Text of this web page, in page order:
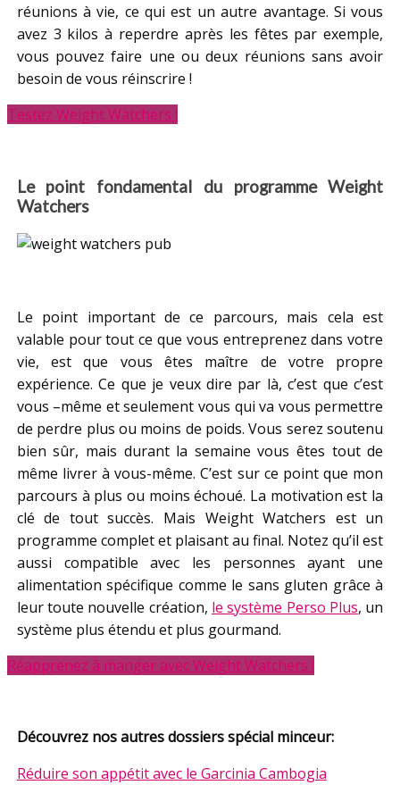
réunions à vie, ce qui est un autre avantage. Si vous
avez 3 kilos à reperdre après les fêtes par exemple,
vous pouvez faire une ou deux réunions sans avoir
besoin de vous réinscrire !
Testez Weight Watchers !
Le point fondamental du programme Weight
Watchers
Le point important de ce parcours, mais cela est
valable pour tout ce que vous entreprenez dans votre
vie, est que vous êtes maître de votre propre
expérience. Ce que je veux dire par là, c’est que c’est
vous –même et seulement vous qui va vous permettre
de perdre plus ou moins de poids. Vous serez soutenu
bien sûr, mais durant la semaine vous êtes tout de
même livrer à vous-même. C’est sur ce point que mon
parcours à plus ou moins échoué. La motivation est la
clé de tout succès. Mais Weight Watchers est un
programme complet et plaisant au final. Notez qu’il est
aussi compatible avec les personnes ayant une
alimentation spécifique comme le sans gluten grâce à
leur toute nouvelle création, le système Perso Plus, un
système plus étendu et plus gourmand.
Réapprenez à manger avec Weight Watchers !
Découvrez nos autres dossiers spécial minceur:
Réduire son appétit avec le Garcinia Cambogia